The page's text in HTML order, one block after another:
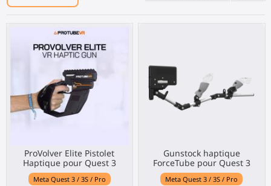
ProVolver Elite Pistolet
Haptique pour Quest 3
Meta Quest 3 / 3S / Pro
Gunstock haptique
ForceTube pour Quest 3
Meta Quest 3 / 3S / Pro